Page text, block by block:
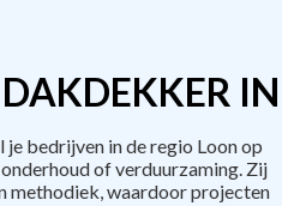
IN
bedrijven in de regio Loon op
of verduurzaming. Zij
methodiek, waardoor projecten